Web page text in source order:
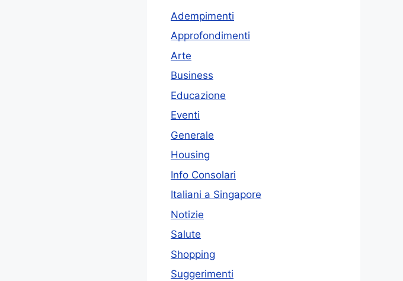
Adempimenti
Approfondimenti
Arte
Business
Educazione
Eventi
Generale
Housing
Info Consolari
Italiani a Singapore
Notizie
Salute
Shopping
Suggerimenti